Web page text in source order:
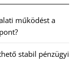
működést a
stabil pénzügyi